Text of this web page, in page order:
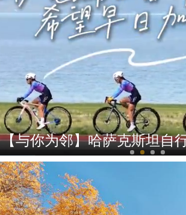
【与你为邻】哈萨克斯坦自